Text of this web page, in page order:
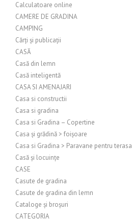
Calculatoare online
CAMERE DE GRADINA
CAMPING
Cărți și publicații
CASĂ
Casă din lemn
Casă inteligentă
CASA SI AMENAJARI
Casa si constructii
Casa si gradina
Casa si Gradina – Copertine
Casa și grădină > foișoare
Casa si Gradina > Paravane pentru terasa
Casă și locuințe
CASE
Casute de gradina
Casute de gradina din lemn
Cataloge și broșuri
CATEGORIA